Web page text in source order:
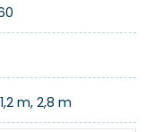
m, 2,8 m